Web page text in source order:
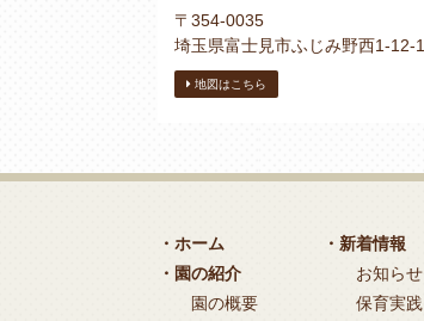
〒354-0035
埼玉県富士見市ふじみ野西1-12-1
地図はこちら
・ホーム
・園の紹介
園の概要
・新着情報
お知らせ
保育実践